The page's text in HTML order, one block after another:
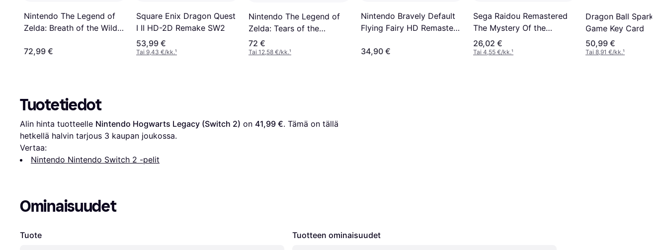
Nintendo The Legend of
Zelda: Breath of the Wild
72,99 €
Square Enix Dragon Quest
I II HD-2D Remake SW2
53,99 €
Tai 9,43 €/kk.¹
Nintendo The Legend of
Zelda: Tears of the
Kingdom Edition (Switch
2)
72 €
Tai 12,58 €/kk.¹
Nintendo Bravely Default
Flying Fairy HD Remaster
34,90 €
Sega Raidou Remastered
The Mystery Of the
Soulless Army Nintendo
Switch 2
26,02 €
Tai 4,55 €/kk.¹
Dragon Ball Sparking
Game Key Card
50,99 €
Tai 8,91 €/kk.¹
Tuotetiedot
Alin hinta tuotteelle Nintendo Hogwarts Legacy (Switch 2) on 41,99 €. Tämä on tällä
hetkellä halvin tarjous 3 kaupan joukossa.
Vertaa:
Nintendo Nintendo Switch 2 -pelit
Ominaisuudet
Tuote Tuotteen ominaisuudet